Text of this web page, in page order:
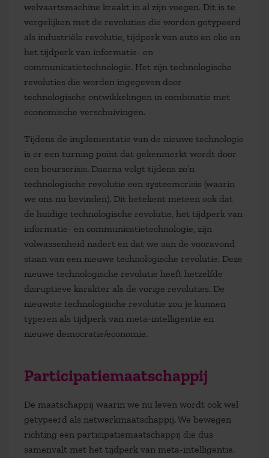
welvaartsmachine kraakt in al zijn voegen. Dit is te
vergelijken met de revoluties die worden getypeerd
als industriële revolutie, tijdperk van auto en olie en
het tijdperk van informatie- en
communicatietechnologie. Het zijn technologische
revoluties die worden ingegeven door
technologische ontwikkelingen in combinatie met
economische verschuivingen.
Tijdens de implementatie van de nieuwe technologie
is er een turning point dat gekenmerkt wordt door
een beurscrisis. Daarna volgt tijdens zo’n
technologische revolutie een systeemcrisis (waarin
we ons nu bevinden). Dit betekent meteen ook dat
de huidige technologische revolutie, het tijdperk van
informatie- en communicatietechnologie, zijn
volwassenheid nadert en dat we aan de vooravond
staan van een nieuwe technologische revolutie. Deze
nieuwe technologische revolutie heeft hetzelfde
disruptieve karakter als de vorige revoluties. De
nieuwste technologische revolutie zou je kunnen
typeren als tijdperk van meta-intelligentie en
nieuwe democratie/economie.
Participatiemaatschappij
De maatschappij waarin we nu leven wordt ook wel
getypeerd als netwerkmaatschappij. We bewegen
richting een participatiemaatschappij die dus
samenvalt met het tijdperk van meta-intelligentie.